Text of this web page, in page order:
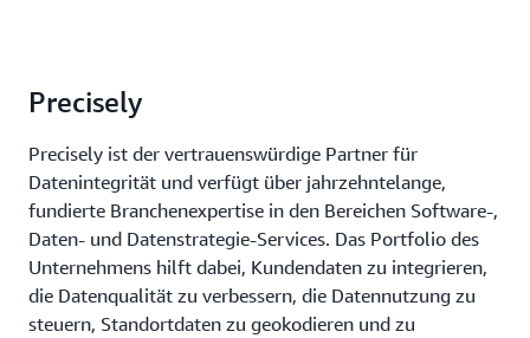
Precisely
Precisely ist der vertrauenswürdige Partner für
Datenintegrität und verfügt über jahrzehntelange,
fundierte Branchenexpertise in den Bereichen Software-,
Daten- und Datenstrategie-Services. Das Portfolio des
Unternehmens hilft dabei, Kundendaten zu integrieren,
die Datenqualität zu verbessern, die Datennutzung zu
steuern, Standortdaten zu geokodieren und zu